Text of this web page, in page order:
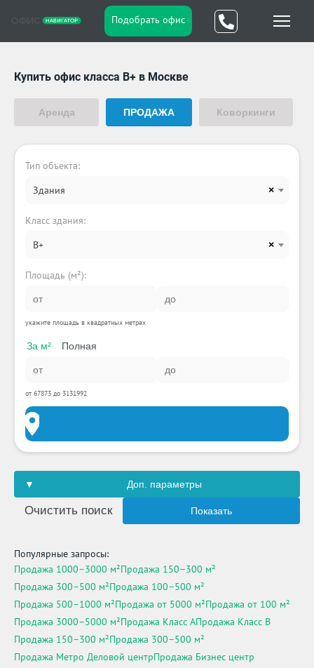
Подобрать офис
Купить офис класса B+ в Москве
Аренда ПРОДАЖА Коворкинги
Тип объекта:
×
Здания
Класс здания:
×
B+
Площадь (м²):
укажите площадь в квадратных метрах
За м² Полная
от 67873 до 3131992
Доп. параметры
Очистить поиск Показать
Популярные запросы:
Продажа 1000–3000 м²Продажа 150–300 м²
Продажа 300–500 м²Продажа 100–500 м²
Продажа 500–1000 м²Продажа от 5000 м²Продажа от 100 м²
Продажа 3000–5000 м²Продажа Класс AПродажа Класс B
Продажа 150–300 м²Продажа 300–500 м²
Продажа Метро Деловой центрПродажа Бизнес центр